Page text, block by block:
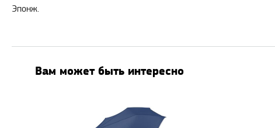
Эпонж.
Вам может быть интересно